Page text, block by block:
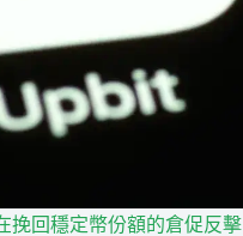
挽回穩定幣份額的倉促反擊